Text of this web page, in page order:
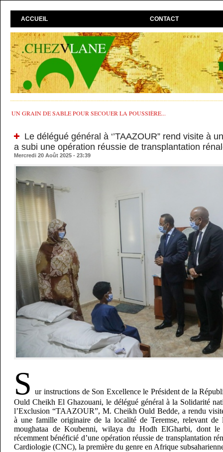
ACCUEIL CONTACT
UN GRAIN DE SABLE POUR SECOUER LA POUSSIÈRE...
Le délégué général à ‘’TAAZOUR” rend visite à
a subi une opération réussie de transplantation
Mercredi 20 Août 2025 - 23:39
S
ur instructions de Son Excellence le Président de la
Ould Cheikh El Ghazouani, le délégué général à la Solidarité
l’Exclusion “TAAZOUR”, M. Cheikh Ould Bedde, a rendu
à une famille originaire de la localité de Teremse, relevant de
moughataa de Koubenni, wilaya du Hodh ElGharbi, dont
récemment bénéficié d’une opération réussie de transplantation
Cardiologie (CNC), la première du genre en Afrique